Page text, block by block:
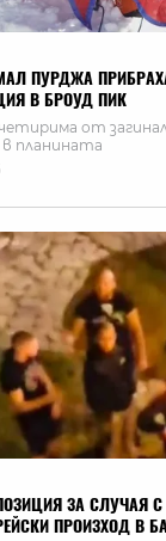
ПУРДЖА
В БРОУД ПИК
от
планината
ЗА СЛУЧАЯ
ПРОИЗХОД В